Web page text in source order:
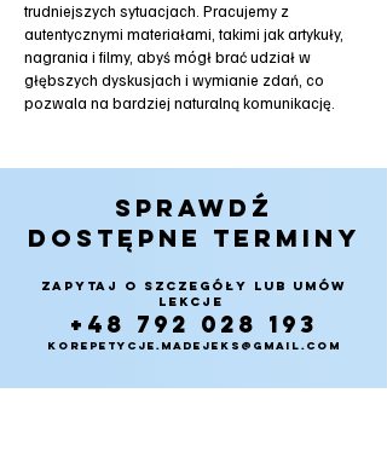
trudniejszych sytuacjach. Pracujemy z
autentycznymi materiałami, takimi jak artykuły,
nagrania i filmy, abyś mógł brać udział w
głębszych dyskusjach i wymianie zdań, co
pozwala na bardziej naturalną komunikację.
SPRAWDŹ
DOSTĘPNE TERMINY
ZAPYTAJ O SZCZEGÓŁY LUB UMÓW
LEKCJE
+48 792 028 193
KOREPETYCJE.MADEJEKS@GMAIL.COM